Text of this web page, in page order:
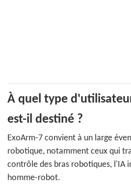
À quel type
est-il destiné ?
ExoArm-7 convient à un large
robotique, notamment ceux qui
contrôle des bras robotiques, l'IA
homme-robot.